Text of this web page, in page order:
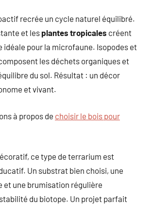
recrée un cycle naturel équilibré.
et les plantes tropicales créent
idéale pour la microfaune. Isopodes et
les déchets organiques et
du sol. Résultat : un décor
et vivant.
à propos de choisir le bois pour
ce type de terrarium est
Un substrat bien choisi, une
et une brumisation régulière
du biotope. Un projet parfait